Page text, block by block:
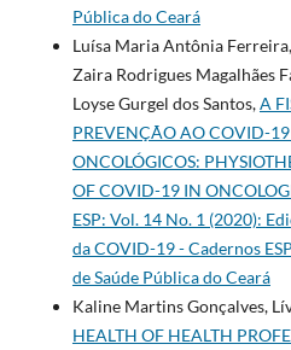
Pública do Ceará
Luísa Maria Antônia
Zaira Rodrigues Magalhães
Loyse Gurgel dos Santos,A
PREVENÇÃO AO COVID-
ONCOLÓGICOS:
OF COVID-19 IN
ESP: Vol. 14 No. 1 (2020):
da COVID-19 - Cadernos
de Saúde Pública do Ceará
Kaline Martins Gonçalves,
HEALTH OF HEALTH